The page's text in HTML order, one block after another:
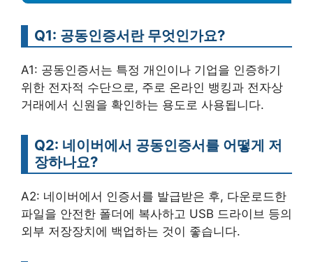
Q1: 공동인증서란 무엇인가요?
A1: 공동인증서는 특정 개인이나 기업을 인증하기
위한 전자적 수단으로, 주로 온라인 뱅킹과 전자상
거래에서 신원을 확인하는 용도로 사용됩니다.
Q2: 네이버에서 공동인증서를 어떻게 저
장하나요?
A2: 네이버에서 인증서를 발급받은 후, 다운로드한
파일을 안전한 폴더에 복사하고 USB 드라이브 등의
외부 저장장치에 백업하는 것이 좋습니다.